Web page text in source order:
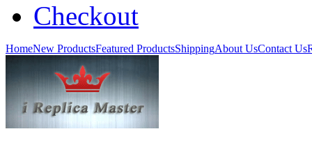
Checkout
HomeNew ProductsFeatured ProductsShippingAbout UsContact Us